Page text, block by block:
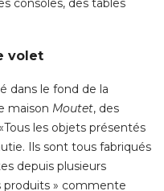
consoles, des tables
volet
dans le fond de la
maison Moutet, des
les objets présentés
Ils sont tous fabriqués
depuis plusieurs
produits » commente